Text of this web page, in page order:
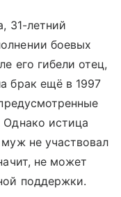
31-летний
боевых
его гибели отец,
брак ещё в 1997
Однако истица
не участвовал
не может
поддержки.